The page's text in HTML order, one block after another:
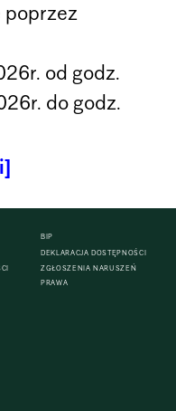
poprzez
od godz.
do godz.
BIP
DEKLARACJA DOSTĘPNOŚCI
ZGŁOSZENIA NARUSZEŃ
PRAWA